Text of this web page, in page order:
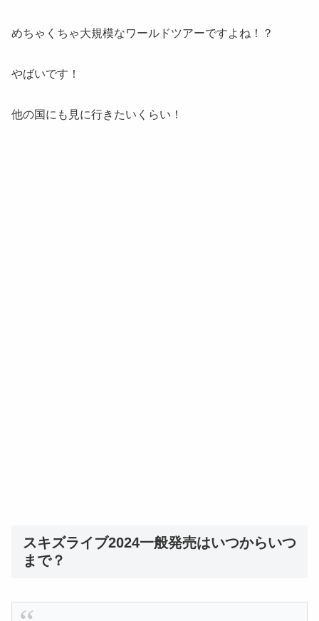
めちゃくちゃ大規模なワールドツアーですよね！？
やばいです！
他の国にも見に行きたいくらい！
スキズライブ2024一般発売はいつからいつ
まで？